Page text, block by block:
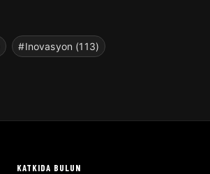
#Inovasyon (113)
KATKIDA BULUN